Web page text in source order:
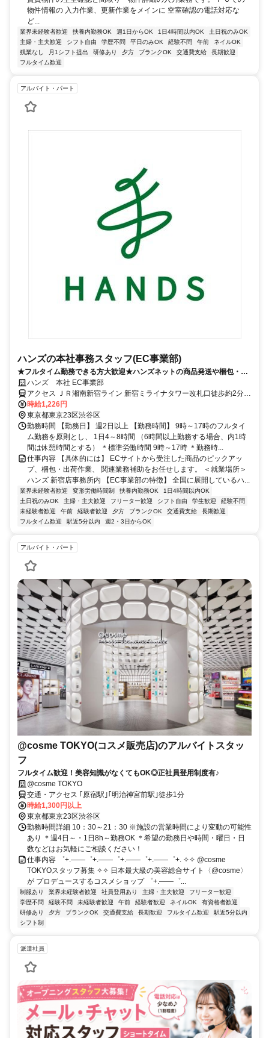
物件情報の 入力作業、更新作業をメインに 空室確認の電話対応な
ど...
業界未経験者歓迎 扶養内勤務OK 週1日からOK 1日4時間以内OK
土日祝のみOK
主婦・主夫歓迎
シフト自由 学歴不問 平日のみOK 経験不問 午前
ネイルOK
残業なし
月1シフト提出 研修あり 夕方 ブランクOK 交通費支給
長期歓迎
フルタイム歓迎
アルバイト・パート
ハンズの本社事務スタッフ(EC事業部)
★フルタイム勤務できる方大歓迎★ハンズネットの商品発送や梱包・商
品ピックアップをご担当いただきます！
ハンズ 本社 EC事業部
アクセス ＪＲ湘南新宿ライン 新宿ミライナタワー改札口徒歩約2分、
ＪＲ山手線 新宿ミライナタワー改札口徒歩約2分、ＪＲ埼京線/りんか
い線 新宿ミライナタワー改札口徒歩約2分
時給1,226円
東京都東京23区渋谷区
勤務時間 【勤務日】 週2日以上 【勤務時間】 9時～17時のフルタイ
ム勤務を原則とし、 1日4～8時間 （6時間以上勤務する場合、内1時
間は休憩時間とする） ＊標準労働時間 9時～17時 ＊勤務時...
仕事内容 【具体的には】 ECサイトから受注した商品のピックアッ
プ、梱包・出荷作業、 関連業務補助をお任せします。 ＜就業場所＞
ハンズ 新宿店事務所内 【EC事業部の特徴】 全国に展開しているハ...
業界未経験者歓迎 変形労働時間制 扶養内勤務OK
1日4時間以内OK
土日祝のみOK
主婦・主夫歓迎 フリーター歓迎 シフト自由 学生歓迎
経験不問
未経験者歓迎
午前 経験者歓迎 夕方 ブランクOK 交通費支給
長期歓迎
フルタイム歓迎
駅近5分以内 週2・3日からOK
アルバイト・パート
@cosme TOKYO(コスメ販売店)のアルバイトスタッ
フ
フルタイム歓迎！美容知識がなくてもOK◎正社員登用制度有♪
@cosme TOKYO
交通・アクセス ｢原宿駅｣｢明治神宮前駅｣徒歩1分
時給1,300円以上
東京都東京23区渋谷区
勤務時間詳細 10：30～21：30 ※施設の営業時間により変動の可能性
あり ＊週4日～・1日8h～勤務OK ＊希望の勤務日や時間・曜日・日
数などはお気軽にご相談ください！
仕事内容 ゜+.――゜+.――゜+.――゜+.――゜+. ✧✧ @cosme
TOKYOスタッフ募集 ✧✧ 日本最大級の美容総合サイト〈@cosme〉
が プロデュースするコスメショップ ゜+.――゜...
制服あり 業界未経験者歓迎 社員登用あり 主婦・主夫歓迎
フリーター歓迎
学歴不問
経験不問 未経験者歓迎 午前 経験者歓迎 ネイルOK
有資格者歓迎
研修あり
夕方 ブランクOK 交通費支給 長期歓迎 フルタイム歓迎
駅近5分以内
シフト制
派遣社員